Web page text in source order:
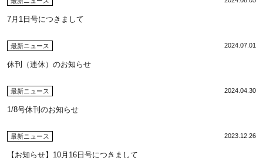
7月1日号につきまして
最新ニュース 2024.07.01
休刊（連休）のお知らせ
最新ニュース 2024.04.30
1/8号休刊のお知らせ
最新ニュース 2023.12.26
【お知らせ】10月16日号につきまして